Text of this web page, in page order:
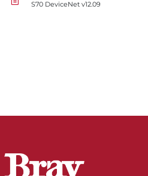
S70 DeviceNet v12.09